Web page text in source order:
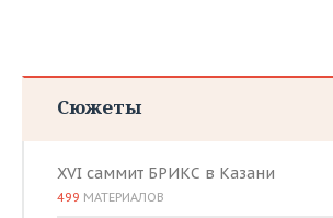
Сюжеты
XVI саммит БРИКС в Казани
499 МАТЕРИАЛОВ